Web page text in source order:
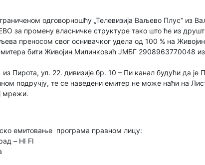
одговорношћу „Телевизија Ваљево Плус“ из
за промену власничке структуре тако што ће из
преносом свог оснивачког удела од 100 % на
бити Живојин Милинковић ЈМБГ 2908963770048
Пирота, ул. 22. дивизије бр. 10 – Пи канал будући да је
подручју, те се наведени емитер не може наћи на
мрежи.
емитовање програма правном лицу:
– HI FI